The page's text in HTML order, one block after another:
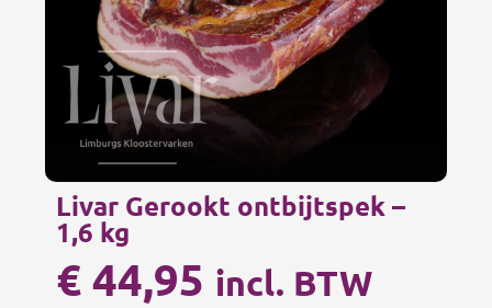
Livar Gerookt ontbijtspek –
1,6 kg
€44,95 incl. BTW